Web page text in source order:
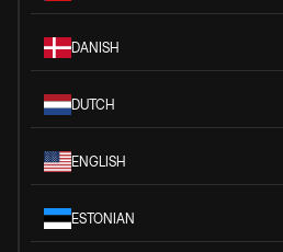
DANISH
DUTCH
ENGLISH
ESTONIAN